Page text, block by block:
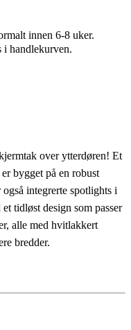
innen 6-8 uker.
i handlekurven.
over ytterdøren! Et
bygget på en robust
integrerte spotlights i
tidløst design som passer
alle med hvitlakkert
bredder.